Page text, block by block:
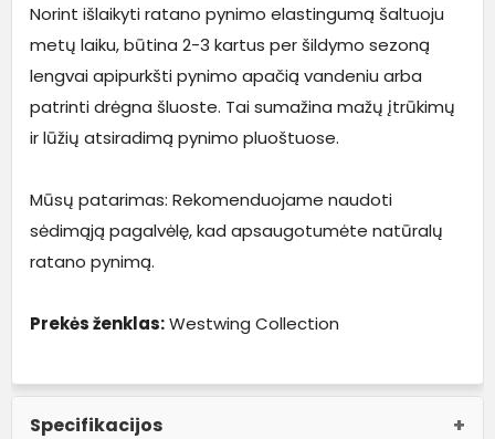
Norint išlaikyti ratano pynimo elastingumą šaltuoju
metų laiku, būtina 2-3 kartus per šildymo sezoną
lengvai apipurkšti pynimo apačią vandeniu arba
patrinti drėgna šluoste. Tai sumažina mažų įtrūkimų
ir lūžių atsiradimą pynimo pluoštuose.
Mūsų patarimas: Rekomenduojame naudoti
sėdimąją pagalvėlę, kad apsaugotumėte natūralų
ratano pynimą.
Prekės ženklas:Westwing Collection
Specifikacijos